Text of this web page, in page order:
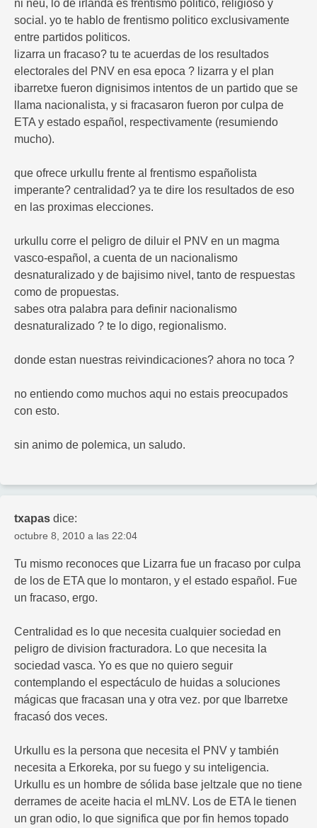
ni neu, lo de irlanda es frentismo politico, religioso y
social. yo te hablo de frentismo politico exclusivamente
entre partidos politicos.
lizarra un fracaso? tu te acuerdas de los resultados
electorales del PNV en esa epoca ? lizarra y el plan
ibarretxe fueron dignisimos intentos de un partido que se
llama nacionalista, y si fracasaron fueron por culpa de
ETA y estado español, respectivamente (resumiendo
mucho).
que ofrece urkullu frente al frentismo españolista
imperante? centralidad? ya te dire los resultados de eso
en las proximas elecciones.
urkullu corre el peligro de diluir el PNV en un magma
vasco-español, a cuenta de un nacionalismo
desnaturalizado y de bajisimo nivel, tanto de respuestas
como de propuestas.
sabes otra palabra para definir nacionalismo
desnaturalizado ? te lo digo, regionalismo.
donde estan nuestras reivindicaciones? ahora no toca ?
no entiendo como muchos aqui no estais preocupados
con esto.
sin animo de polemica, un saludo.
txapas dice:
octubre 8, 2010 a las 22:04
Tu mismo reconoces que Lizarra fue un fracaso por culpa
de los de ETA que lo montaron, y el estado español. Fue
un fracaso, ergo.
Centralidad es lo que necesita cualquier sociedad en
peligro de division fracturadora. Lo que necesita la
sociedad vasca. Yo es que no quiero seguir
contemplando el espectáculo de huidas a soluciones
mágicas que fracasan una y otra vez. por que Ibarretxe
fracasó dos veces.
Urkullu es la persona que necesita el PNV y también
necesita a Erkoreka, por su fuego y su inteligencia.
Urkullu es un hombre de sólida base jeltzale que no tiene
derrames de aceite hacia el mLNV. Los de ETA le tienen
un gran odio, lo que significa que por fin hemos topado